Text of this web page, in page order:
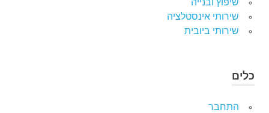
שיפוץ ובנייה
שירותי אינסטלציה
שירותי ביובית
כלים
התחבר